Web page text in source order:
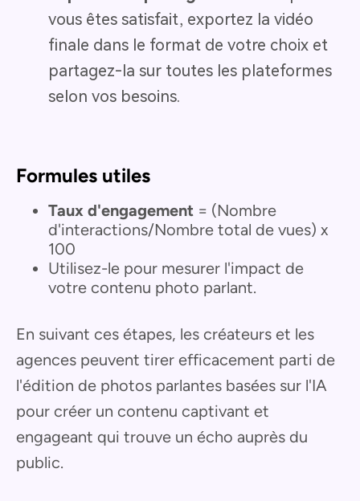
vous êtes satisfait, exportez la vidéo
finale dans le format de votre choix et
partagez-la sur toutes les plateformes
selon vos besoins.
Formules utiles
Taux d'engagement = (Nombre
d'interactions/Nombre total de vues) x
100
Utilisez-le pour mesurer l'impact de
votre contenu photo parlant.
En suivant ces étapes, les créateurs et les
agences peuvent tirer efficacement parti de
l'édition de photos parlantes basées sur l'IA
pour créer un contenu captivant et
engageant qui trouve un écho auprès du
public.